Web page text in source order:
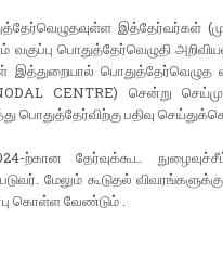
இத்தேர்வர்கள்
பொதுத்தேர்வெழுதி
இத்துறையால் பொதுத்தேர்வெழுத
CENTRE) சென்று
பொதுத்தேர்விற்கு பதிவு
ற்கான தேர்வுக்கூட
மேலும் கூடுதல்
கொள்ள வேண்டும் .